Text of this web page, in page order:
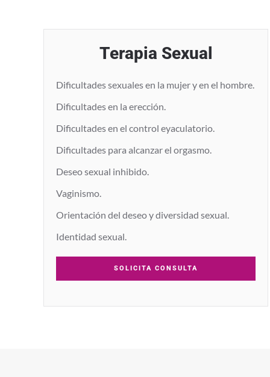
Terapia Sexual
Dificultades sexuales en la mujer y en el hombre.
Dificultades en la erección.
Dificultades en el control eyaculatorio.
Dificultades para alcanzar el orgasmo.
Deseo sexual inhibido.
Vaginismo.
Orientación del deseo y diversidad sexual.
Identidad sexual.
SOLICITA CONSULTA